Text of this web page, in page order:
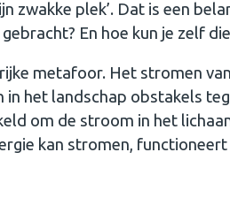
zwakke plek’. Dat is een
En hoe kun je zelf
metafoor. Het stromen
het landschap obstakels
om de stroom in het
kan stromen,